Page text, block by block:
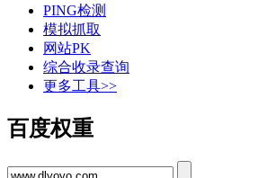
PING检测
模拟抓取
网站PK
综合收录查询
更多工具>>
百度权重